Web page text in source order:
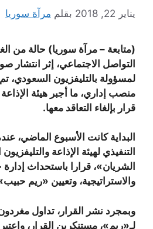
يناير 22, 2018 بقلم مرآة سوريا
(متابعة – مرآة سوريا) حالة من
التواصل الاجتماعي، إثر انتشار
لمسؤولة بالتليفزيون السعودي، تم
منصب إداري، ما أجبر هيئة الإذاعة
قرار بإلغاء التعاقد معها.
البداية كانت الأسبوع الماضي،
التنفيذي لهيئة الإذاعة
الشريان»، قرارا باستحداث
والاستراتيجية، وتعيين «ريم
وبمجرد نشر القرار، تداول
لـ«ريم»، مستنكرين القرار،